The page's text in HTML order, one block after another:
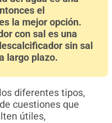
el
la mejor opción.
con sal es una
sin sal
largo plazo.
diferentes tipos,
cuestiones que
útiles,